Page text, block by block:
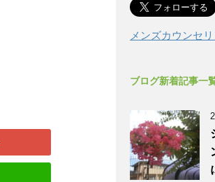
メンズカウンセ
ブログ新着記事一